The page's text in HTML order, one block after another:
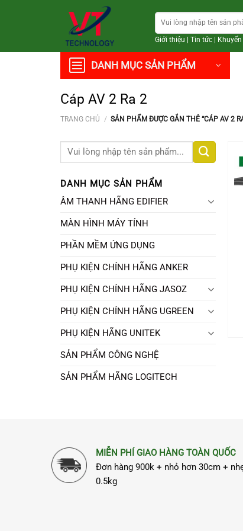
Tìm
kiếm:
Giới thiệu Tin tức|
DANH MỤC SẢN PHẨM
Cáp AV 2 Ra 2
TRANG CHỦ / SẢN PHẨM ĐƯỢC GẮN THẺ “CÁP AV 2
Tìm
DANH MỤC SẢN PHẨM
ÂM THANH HÃNG EDIFIER
MÀN HÌNH MÁY TÍNH
PHẦN MỀM ỨNG DỤNG
PHỤ KIỆN CHÍNH HÃNG ANKER
PHỤ KIỆN CHÍNH HÃNG JASOZ
PHỤ KIỆN CHÍNH HÃNG UGREEN
PHỤ KIỆN HÃNG UNITEK
SẢN PHẨM CÔNG NGHỆ
SẢN PHẨM HÃNG LOGITECH
MIỄN PHÍ GIAO HÀNG TOÀN QUỐC
Đơn hàng 900k + nhỏ hơn 30cm +
0.5kg